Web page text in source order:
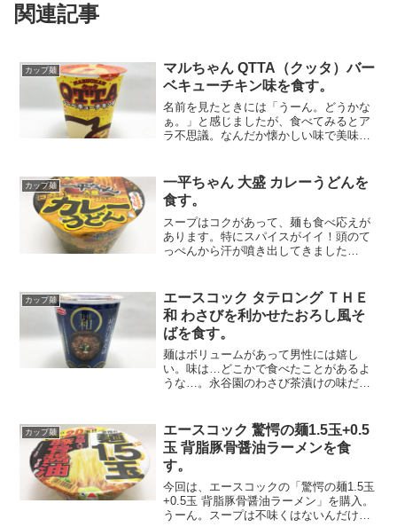
関連記事
カップ麺
マルちゃん QTTA（クッタ）バー
ベキューチキン味を食す。
名前を見たときには「うーん。どうかな
ぁ。」と感じましたが、食べてみるとア
ラ不思議。なんだか懐かしい味で美味い
つの種類も食べてみよう♪
カップ麺
一平ちゃん 大盛 カレーうどんを
食す。
スープはコクがあって、麺も食べ応えが
あります。特にスパイスがイイ！頭のて
っぺんから汗が噴き出してきました
カップ麺
エースコック タテロング ＴＨＥ
和 わさびを利かせたおろし風そ
ばを食す。
麺はボリュームがあって男性には嬉し
い。味は…どこかで食べたことがあるよ
うな…。永谷園のわさび茶漬けの味だ
カップ麺
エースコック 驚愕の麺1.5玉+0.5
玉 背脂豚骨醤油ラーメンを食
す。
今回は、エースコックの「驚愕の麺1.5玉
+0.5玉 背脂豚骨醤油ラーメン」を購入。
うーん。スープは不味くはないんだけ